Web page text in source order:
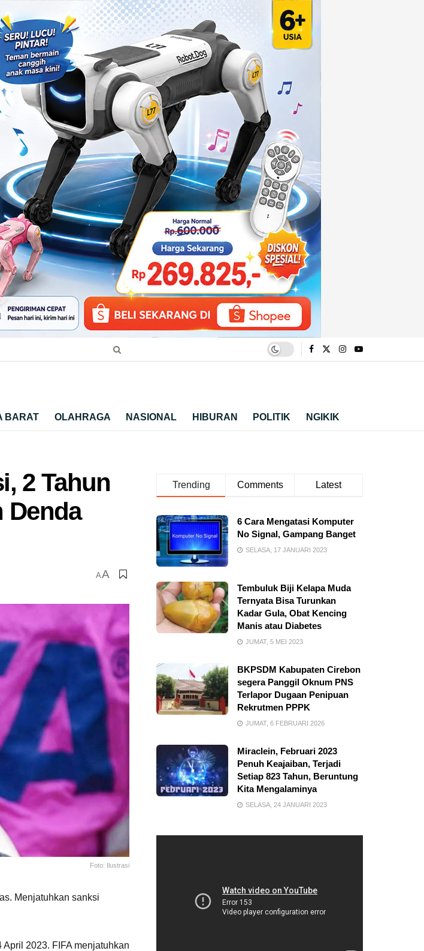
BARAT OLAHRAGA NASIONAL HIBURAN POLITIK NGIKIK
2 Tahun
Denda
AA
Foto: Ilustrasi
Menjatuhkan sanksi
2023. FIFA menjatuhkan
Trending Comments Latest
6 Cara Mengatasi Komputer
No Signal, Gampang Banget
SELASA, 17 JANUARI 2023
Tembuluk Biji Kelapa Muda
Ternyata Bisa Turunkan
Kadar Gula, Obat Kencing
Manis atau Diabetes
JUMAT, 5 MEI 2023
BKPSDM Kabupaten Cirebon
segera Panggil Oknum PNS
Terlapor Dugaan Penipuan
Rekrutmen PPPK
JUMAT, 6 FEBRUARI 2026
Miraclein, Februari 2023
Penuh Keajaiban, Terjadi
Setiap 823 Tahun, Beruntung
Kita Mengalaminya
SELASA, 24 JANUARI 2023